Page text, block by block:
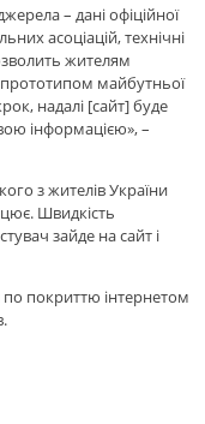
– дані офіційної
асоціацій, технічні
жителям
прототипом майбутньої
надалі [сайт] буде
інформацією», –
з жителів України
Швидкість
зайде на сайт і
покриттю інтернетом